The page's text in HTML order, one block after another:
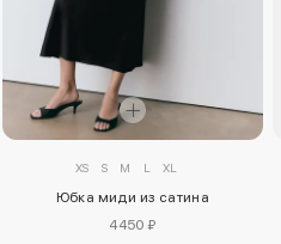
XS S M L XL
Юбка миди из сатина
4450 ₽